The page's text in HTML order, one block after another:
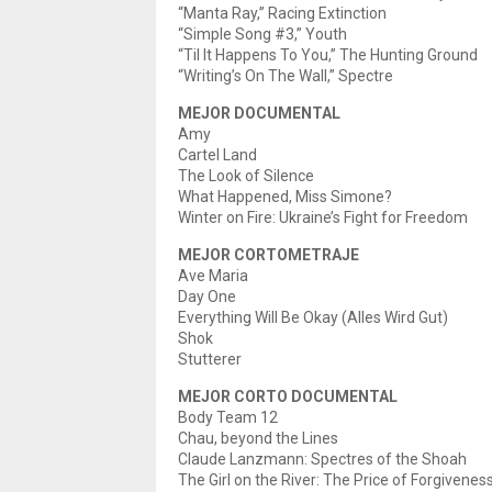
“Manta Ray,” Racing Extinction
“Simple Song #3,” Youth
“Til It Happens To You,” The Hunting Ground
“Writing’s On The Wall,” Spectre
MEJOR DOCUMENTAL
Amy
Cartel Land
The Look of Silence
What Happened, Miss Simone?
Winter on Fire: Ukraine’s Fight for Freedom
MEJOR CORTOMETRAJE
Ave Maria
Day One
Everything Will Be Okay (Alles Wird Gut)
Shok
Stutterer
MEJOR CORTO DOCUMENTAL
Body Team 12
Chau, beyond the Lines
Claude Lanzmann: Spectres of the Shoah
The Girl on the River: The Price of